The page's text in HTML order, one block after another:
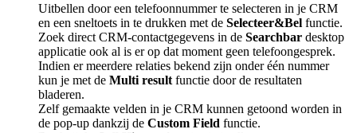
Uitbellen door een telefoonnummer te selecteren in je CRM
en een sneltoets in te drukken met de Selecteer&Bel functie.
Zoek direct CRM-contactgegevens in de Searchbar desktop
applicatie ook al is er op dat moment geen telefoongesprek.
Indien er meerdere relaties bekend zijn onder één nummer
kun je met de Multi result functie door de resultaten
bladeren.
Zelf gemaakte velden in je CRM kunnen getoond worden in
de pop-up dankzij de Custom Field functie.